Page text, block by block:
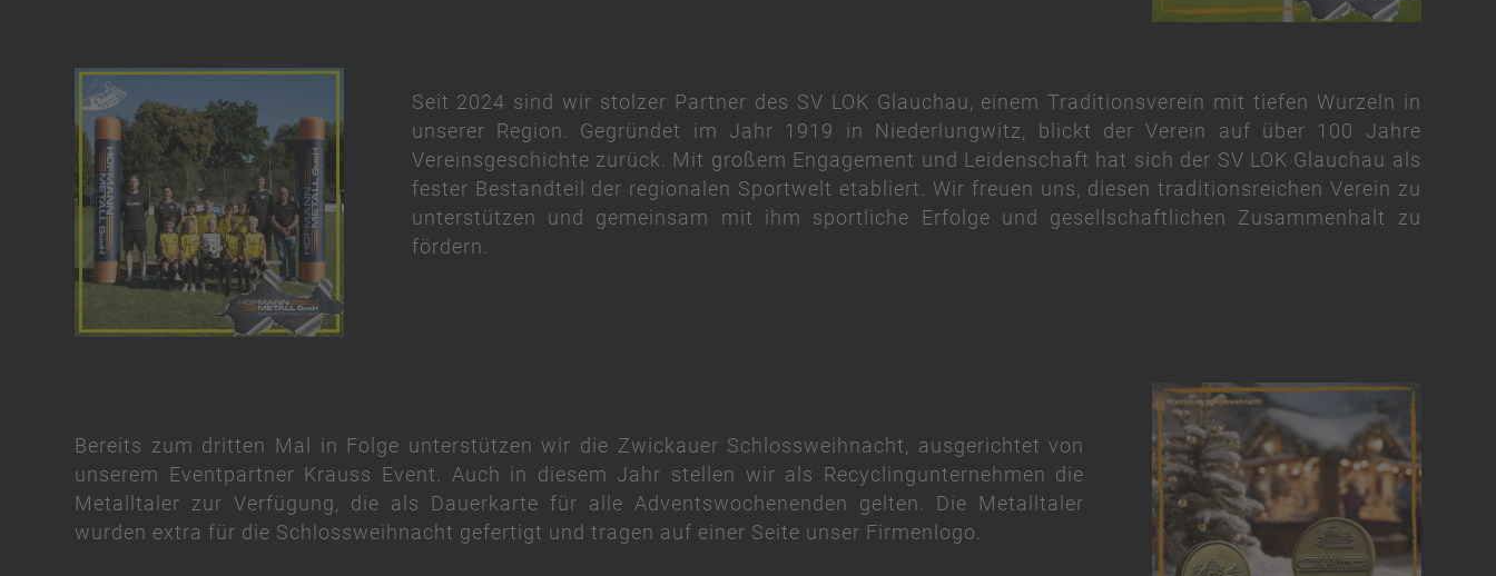
Seit 2024 sind wir stolzer Partner des SV LOK Glauchau, einem Traditionsverein mit tiefen Wurzeln in
unserer Region. Gegründet im Jahr 1919 in Niederlungwitz, blickt der Verein auf über 100 Jahre
Vereinsgeschichte zurück. Mit großem Engagement und Leidenschaft hat sich der SV LOK Glauchau als
fester Bestandteil der regionalen Sportwelt etabliert. Wir freuen uns, diesen traditionsreichen Verein zu
unterstützen und gemeinsam mit ihm sportliche Erfolge und gesellschaftlichen Zusammenhalt zu
fördern.
Bereits zum dritten Mal in Folge unterstützen wir die Zwickauer Schlossweihnacht, ausgerichtet von
unserem Eventpartner Krauss Event. Auch in diesem Jahr stellen wir als Recyclingunternehmen die
Metalltaler zur Verfügung, die als Dauerkarte für alle Adventswochenenden gelten. Die Metalltaler
wurden extra für die Schlossweihnacht gefertigt und tragen auf einer Seite unser Firmenlogo.